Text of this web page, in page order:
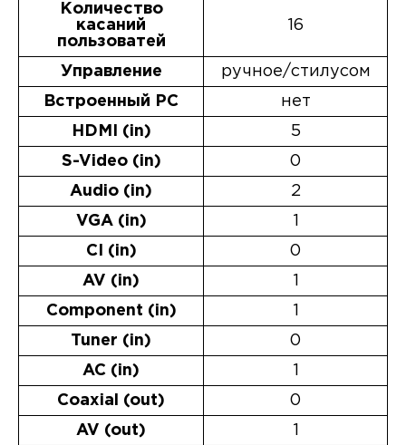
Количество
касаний
пользоватей
16
Управление ручное/стилусом
Встроенный РС нет
HDMI (in) 5
S-Video (in) 0
Audio (in) 2
VGA (in) 1
CI (in) 0
AV (in) 1
Component (in) 1
Tuner (in) 0
AC (in) 1
Coaxial (out) 0
AV (out) 1